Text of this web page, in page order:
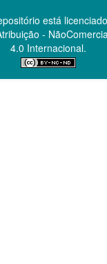
está
-
4.0 Internacional.